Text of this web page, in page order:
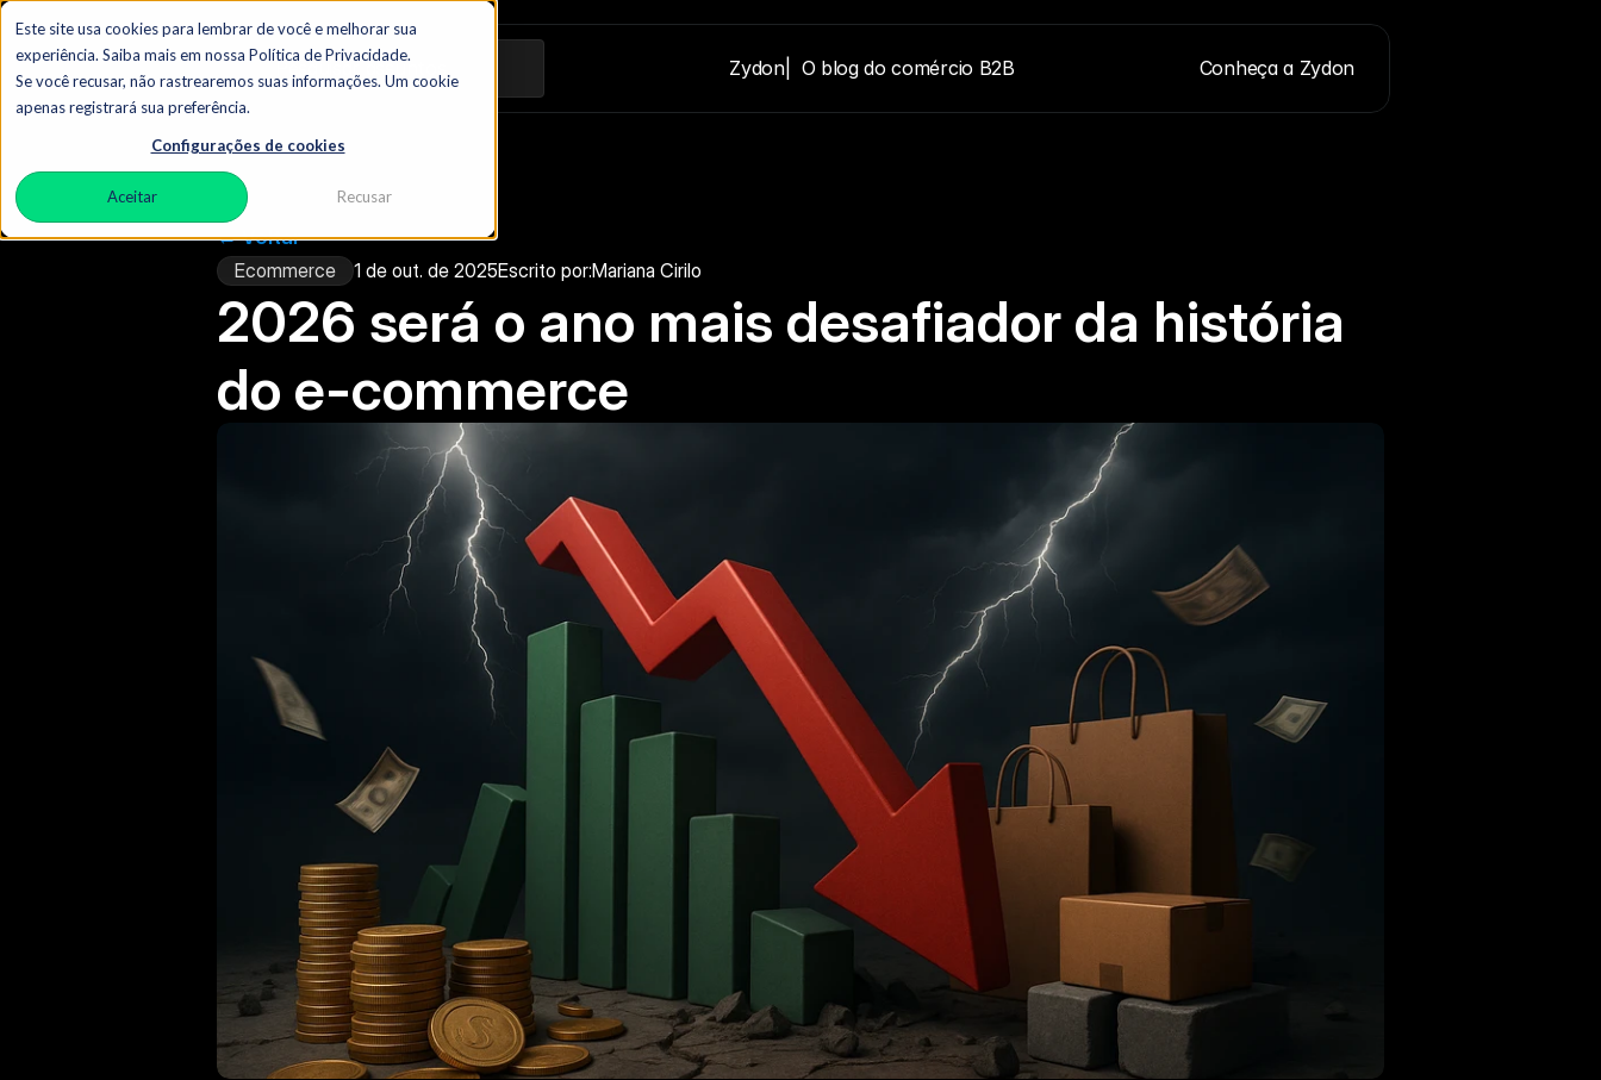
Este site usa cookies para lembrar de você e melhorar sua
experiência. Saiba mais em nossa Política de Privacidade.
Se você recusar, não rastrearemos suas informações. Um cookie
apenas registrará sua preferência.
Configurações de cookies
Aceitar Recusar
Pesquisar assuntos Zydon|  O blog do comércio B2B Conheça a Zydon
← Voltar
Ecommerce
1 de out. de 2025Escrito por:Mariana Cirilo
2026 será o ano mais desafiador da história
do e-commerce